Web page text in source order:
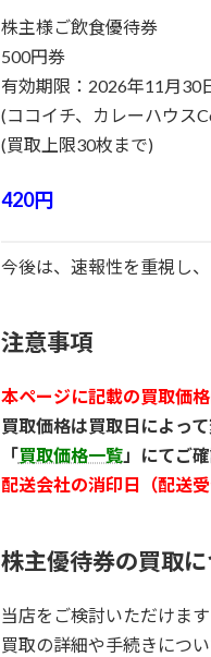
株主様ご飲食優待券
500円券
有効期限：2026年11月30
(ココイチ、カレーハウス
(買取上限30枚まで)
420円
今後は、速報性を重視し
注意事項
本ページに記載の買取価
買取価格は買取日によっ
「買取価格一覧」にてご確
配送会社の消印日（配送
株主優待券の買取に
当店をご検討いただけます
買取の詳細や手続きにつ